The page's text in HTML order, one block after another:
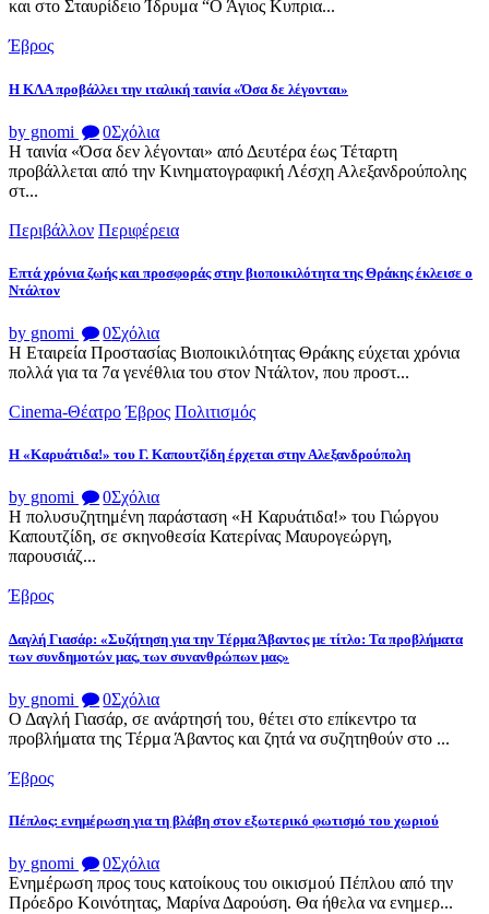
και στο Σταυρίδειο Ίδρυμα “Ο Άγιος Κυπρια...
Έβρος
Η ΚΛΑ προβάλλει την ιταλική ταινία «Όσα δε λέγονται»
by gnomi 0Σχόλια
Η ταινία «Όσα δεν λέγονται» από Δευτέρα έως Τέταρτη
προβάλλεται από την Κινηματογραφική Λέσχη Αλεξανδρούπολης
στ...
Περιβάλλον Περιφέρεια
Επτά χρόνια ζωής και προσφοράς στην βιοποικιλότητα της Θράκης έκλεισε ο
Ντάλτον
by gnomi 0Σχόλια
Η Εταιρεία Προστασίας Βιοποικιλότητας Θράκης εύχεται χρόνια
πολλά για τα 7α γενέθλια του στον Ντάλτον, που προστ...
Cinema-Θέατρο Έβρος Πολιτισμός
Η «Καρυάτιδα!» του Γ. Καπουτζίδη έρχεται στην Αλεξανδρούπολη
by gnomi 0Σχόλια
Η πολυσυζητημένη παράσταση «Η Καρυάτιδα!» του Γιώργου
Καπουτζίδη, σε σκηνοθεσία Κατερίνας Μαυρογεώργη,
παρουσιάζ...
Έβρος
Δαγλή Γιασάρ: «Συζήτηση για την Τέρμα Άβαντος με τίτλο: Τα προβλήματα
των συνδημοτών μας, των συνανθρώπων μας»
by gnomi 0Σχόλια
Ο Δαγλή Γιασάρ, σε ανάρτησή του, θέτει στο επίκεντρο τα
προβλήματα της Τέρμα Άβαντος και ζητά να συζητηθούν στο ...
Έβρος
Πέπλος: ενημέρωση για τη βλάβη στον εξωτερικό φωτισμό του χωριού
by gnomi 0Σχόλια
Ενημέρωση προς τους κατοίκους του οικισμού Πέπλου από την
Πρόεδρο Κοινότητας, Μαρίνα Δαρούση. Θα ήθελα να ενημερ...